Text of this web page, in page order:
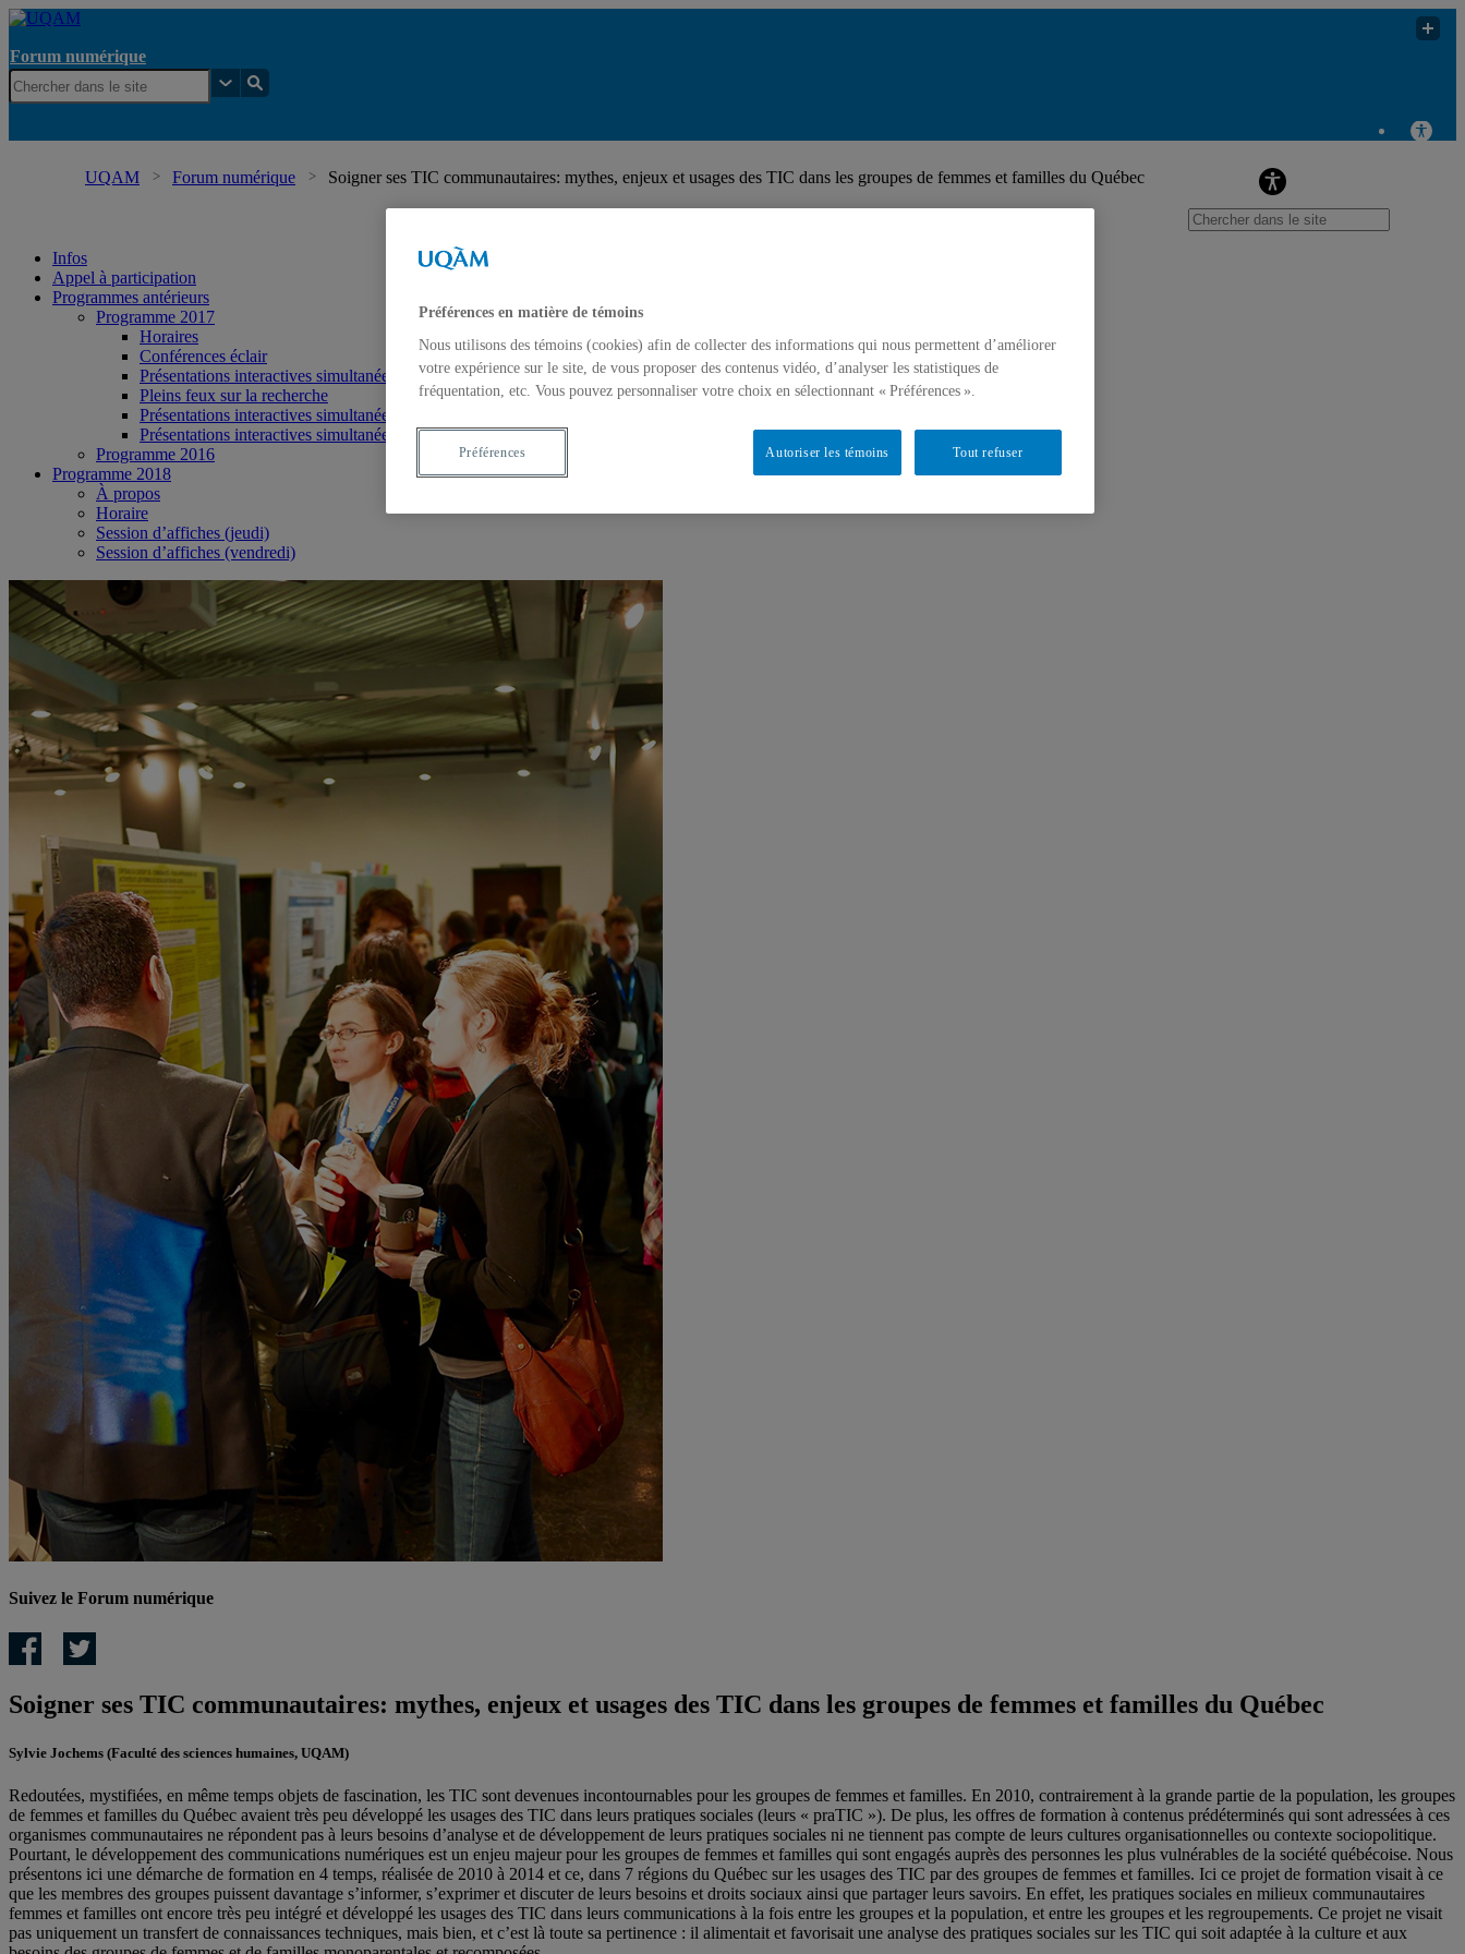
Forum numérique
UQAM Forum numérique Soigner ses TIC communautaires: mythes, enjeux et usages des TIC dans les groupes de femmes et familles du Québec
Infos
Appel à participation
Programmes antérieurs
Programme 2017
Horaires
Conférences éclair
Présentations interactives simultanées (1ère partie)
Pleins feux sur la recherche
Présentations interactives simultanées (2e partie)
Présentations interactives simultanées (3e partie)
Programme 2016
Programme 2018
À propos
Horaire
Session d’affiches (jeudi)
Session d’affiches (vendredi)
Suivez le Forum numérique
Soigner ses TIC communautaires: mythes, enjeux et usages des TIC dans les groupes de femmes et familles du Québec
Sylvie Jochems (Faculté des sciences humaines, UQAM)
Redoutées, mystifiées, en même temps objets de fascination, les TIC sont devenues incontournables pour les groupes de femmes et familles. En 2010, contrairement à la grande partie de la population, les groupes
de femmes et familles du Québec avaient très peu développé les usages des TIC dans leurs pratiques sociales (leurs « praTIC »). De plus, les offres de formation à contenus prédéterminés qui sont adressées à ces
organismes communautaires ne répondent pas à leurs besoins d’analyse et de développement de leurs pratiques sociales ni ne tiennent pas compte de leurs cultures organisationnelles ou contexte sociopolitique.
Pourtant, le développement des communications numériques est un enjeu majeur pour les groupes de femmes et familles qui sont engagés auprès des personnes les plus vulnérables de la société québécoise. Nous
présentons ici une démarche de formation en 4 temps, réalisée de 2010 à 2014 et ce, dans 7 régions du Québec sur les usages des TIC par des groupes de femmes et familles. Ici ce projet de formation visait à ce
que les membres des groupes puissent davantage s’informer, s’exprimer et discuter de leurs besoins et droits sociaux ainsi que partager leurs savoirs. En effet, les pratiques sociales en milieux communautaires
femmes et familles ont encore très peu intégré et développé les usages des TIC dans leurs communications à la fois entre les groupes et la population, et entre les groupes et les regroupements. Ce projet ne visait
pas uniquement un transfert de connaissances techniques, mais bien, et c’est là toute sa pertinence : il alimentait et favorisait une analyse des pratiques sociales sur les TIC qui soit adaptée à la culture et aux
Préférences en matière de témoins
Nous utilisons des témoins (cookies) afin de collecter des informations qui nous permettent d’améliorer
votre expérience sur le site, de vous proposer des contenus vidéo, d’analyser les statistiques de
fréquentation, etc. Vous pouvez personnaliser votre choix en sélectionnant « Préférences ».
Tout refuser
Autoriser les témoins
Préférences